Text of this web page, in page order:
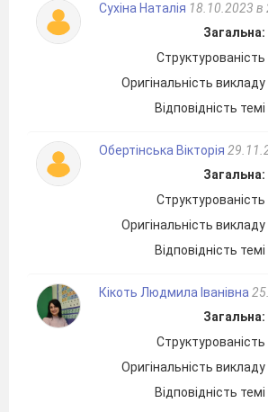
Сухіна Наталія 18.10.2023 в
Загальна:
Структурованість
Оригінальність викладу
Відповідність темі
Обертінська Вікторія
Загальна:
Структурованість
Оригінальність викладу
Відповідність темі
Кікоть Людмила Іванівна
Загальна:
Структурованість
Оригінальність викладу
Відповідність темі